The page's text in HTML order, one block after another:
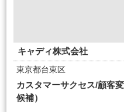
キャディ株式会社
東京都台東区
カスタマーサクセス/顧客
候補）